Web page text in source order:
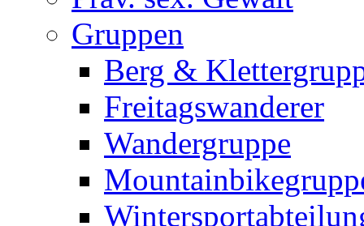
Gruppen
Berg &
Freitagswanderer
Wandergruppe